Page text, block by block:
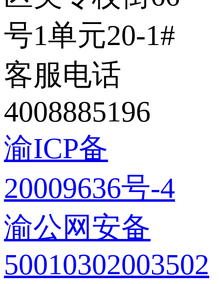
号1单元20-1#
客服电话
4008885196
渝ICP备
20009636号-4
渝公网安备
50010302003502